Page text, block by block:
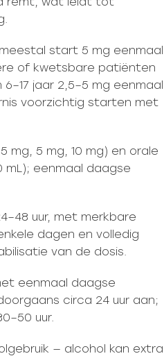
start 5 mg eenmaal
of kwetsbare patiënten
jaar 2,5–5 mg eenmaal
voorzichtig starten met
mg, 5 mg, 10 mg) en orale
mL); eenmaal daagse
uur, met merkbare
dagen en volledig
van de dosis.
eenmaal daagse
circa 24 uur aan;
uur.
— alcohol kan extra